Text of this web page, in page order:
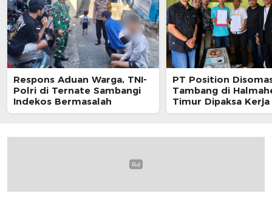
Respons Aduan Warga, TNI-
Polri di Ternate Sambangi
Indekos Bermasalah
PT Position
Tambang di
Timur Dipaksa Kerja
Tanpa BPJS